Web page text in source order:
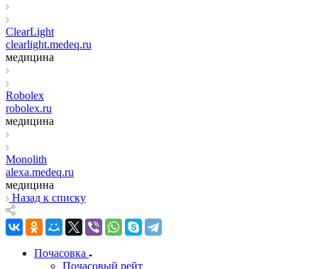
ClearLight
clearlight.medeq.ru
медицина
Robolex
robolex.ru
медицина
Monolith
alexa.medeq.ru
медицина
Назад к списку
Почасовка
Почасовый рейт